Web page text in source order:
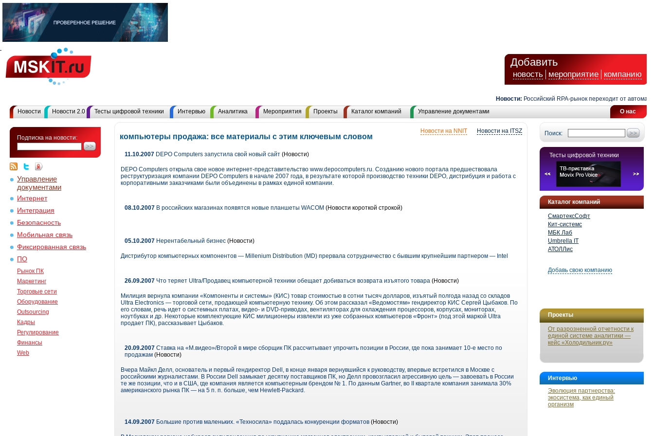
Добавить
новость мероприятие компанию
Новости: Российский RPA-рынок переходит от
О нас
Новости Новости 2.0 Тесты цифровой техники Интервью Аналитика Мероприятия Проекты Каталог компаний Управление документами
Подписка на новости:
Управление
документами
Интернет
Интеграция
Безопасность
Мобильная связь
Фиксированная связь
ПО
Рынок ПК
Маркетинг
Торговые сети
Оборудование
Outsourcing
Кадры
Регулирование
Финансы
Web
Поиск:
Тесты цифровой техники
Каталог компаний
СмартексСофт
Кит-системс
МБК Лаб
Umbrella IT
АТОЛЛис
Добавь свою компанию
Проекты
От разрозненной отчетности к
единой системе аналитики —
кейс «Холодильник.ру»
Интервью
Эволюция партнерства:
экосистема, как единый
организм
Новости на ITSZ
Новости на NNIT
компьютеры продажа: все материалы с этим ключевым словом
11.10.2007 DEPO Computers запустила свой новый сайт (Новости)
DEPO Computers открыла свое новое интернет-представительство www.depocomputers.ru. Созданию нового портала предшествовала
реструктуризация компании DEPO Computers в начале 2007 года, в результате которой производство техники DEPO, дистрибуция и работа с
корпоративными заказчиками были объединены в рамках единой компании.
08.10.2007 В российских магазинах появятся новые планшеты WACOM (Новости короткой строкой)
05.10.2007 Нерентабельный бизнес (Новости)
Дистрибутор компьютерных компонентов — Millenium Distribution (MD) прервала сотрудничество с бывшим крупнейшим партнером — Intel
26.09.2007 Что теряет Ultra/Продавец компьютерной техники обещает добиваться возврата изъятого товара (Новости)
Милиция вернула компании «Компоненты и системы» (КИС) товар стоимостью в сотни тысяч долларов, изъятый полгода назад со складов
Ultra Electronics — торговой сети, продающей компьютерную технику. Об этом рассказал «Ведомостям» гендиректор КИС Сергей Цыбаков. По
его словам, речь идет о системных платах, видео- и DVD-приводах, вентиляторах для охлаждения процессоров, корпусах, мониторах,
ноутбуках и др. Некоторые комплектующие КИС милиционеры извлекли из уже собранных компьютеров «Фронт» (под этой маркой Ultra
продает ПК), рассказывает Цыбаков.
20.09.2007 Ставка на «М.видео»/Второй в мире сборщик ПК рассчитывает упрочить позиции в России, где пока занимает 10-е место по
продажам (Новости)
Вчера Майкл Делл, основатель и первый гендиректор Dell, в конце января вернувшийся к руководству, впервые встретился в Москве с
российскими журналистами. В России Dell замыкает десятку поставщиков ПК, но Делл провозгласил агрессивную цель — завоевать в России
те же позиции, что и в США, где компания является компьютерным брендом № 1. По данным Gartner, во II квартале компания занимала 30%
американского рынка ПК — на 5 п. п. больше, чем Hewlett-Packard.
14.09.2007 Большие против маленьких. «Техносила» поддалась конкуренции форматов (Новости)